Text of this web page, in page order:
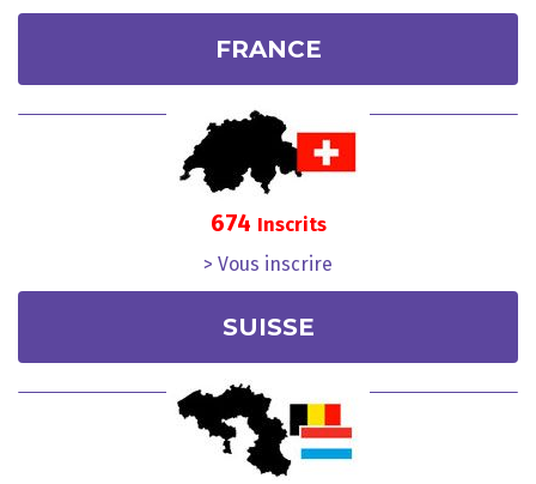
FRANCE
674 Inscrits
> Vous inscrire
SUISSE